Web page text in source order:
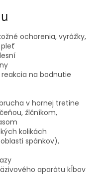
ochorenia, vyrážky,
pleť
na bodnutie
v hornej tretine
žlčníkom,
kolikách
spánkov),
aparátu kĺbov